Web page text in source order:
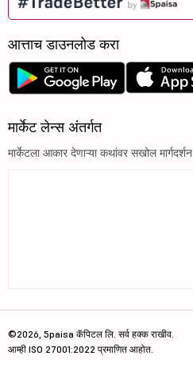
आत्ताच डाउनलोड करा
मार्केट लेन्स अंतर्गत
मार्केटला आकार देणाऱ्या कथांवर सखोल मार्गदर्शन
©2026, 5paisa कॅपिटल लि. सर्व हक्क राखीव.
आम्ही ISO 27001:2022 प्रमाणित आहोत.